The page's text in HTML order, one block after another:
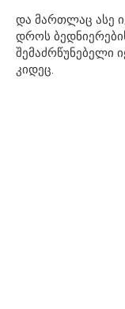
და მართლაც ასე
დროს
შემაძრწუნებელი
კიდეც.